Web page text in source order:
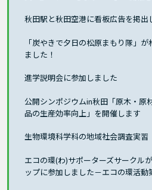
秋田駅と秋田空港に看板広告を掲出
「炭やきで夕日の松原まもり隊」
ました！
進学説明会に参加しました
公開シンポジウムin秋田「原木・原
品の生産効率向上」を開催します
生物環境科学科の地域社会調査実習
エコの環(わ)サポーターズサークル
ップに参加しました－エコの環活動